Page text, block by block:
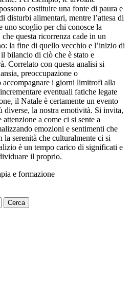
costituire una fonte di paura e
disturbi alimentari, mentre l’attesa di
uno scoglio per chi conosce la
questa ricorrenza cade in un
la fine di quello vecchio e l’inizio di
bilancio di ciò che è stato e
Correlato con questa analisi si
preoccupazione o
accompagnare i giorni limitrofi alla
eventuali fatiche legate
il Natale è certamente un evento
diverse, la nostra emotività. Si invita,
a come ci si sente a
emozioni e sentimenti che
la serenità che culturalmente ci si
è un tempo carico di significati e
il proprio.
e formazione